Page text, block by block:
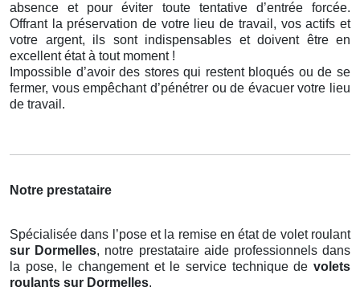
absence et pour éviter toute tentative d’entrée forcée.
Offrant la préservation de votre lieu de travail, vos actifs et
votre argent, ils sont indispensables et doivent être en
excellent état à tout moment !
Impossible d’avoir des stores qui restent bloqués ou de se
fermer, vous empêchant d’pénétrer ou de évacuer votre lieu
de travail.
Notre prestataire
Spécialisée dans l’pose et la remise en état de volet roulant
sur Dormelles, notre prestataire aide professionnels dans
la pose, le changement et le service technique de volets
roulants sur Dormelles.